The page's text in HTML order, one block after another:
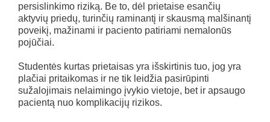
persislinkimo riziką. Be to, dėl prietaise esančių
aktyvių priedų, turinčių raminantį ir skausmą malšinantį
poveikį, mažinami ir paciento patiriami nemalonūs
pojūčiai.
Studentės kurtas prietaisas yra išskirtinis tuo, jog yra
plačiai pritaikomas ir ne tik leidžia pasirūpinti
sužalojimais nelaimingo įvykio vietoje, bet ir apsaugo
pacientą nuo komplikacijų rizikos.